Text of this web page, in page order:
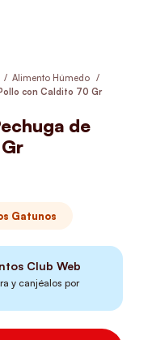
Alimento Húmedo
con Caldito 70 Gr
de
Gatunos
Club Web
y canjéalos por